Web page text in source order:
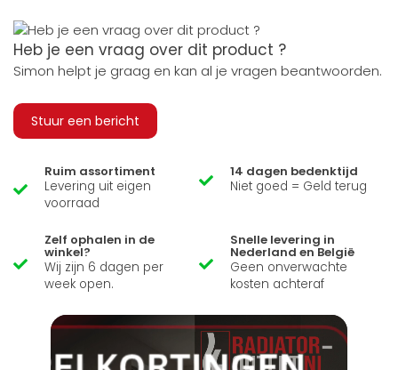
Heb je een vraag over dit product ?
Simon helpt je graag en kan al je vragen beantwoorden.
Stuur een bericht
Ruim assortiment
Levering uit eigen
voorraad
14 dagen bedenktijd
Niet goed = Geld terug
Zelf ophalen in de
winkel?
Wij zijn 6 dagen per
week open.
Snelle levering in
Nederland en België
Geen onverwachte
kosten achteraf